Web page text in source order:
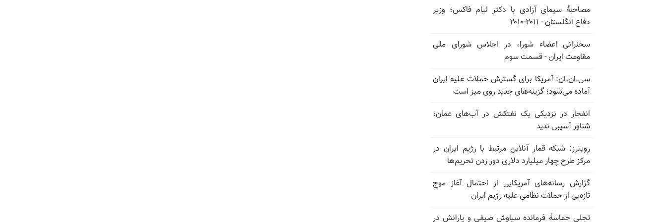
مصاحبهٔ سیمای آزادی با دکتر لیام فاکس؛ وزیر
دفاع انگلستان - ۲۰۱۱-۲۰۱۰
سخنرانی اعضاء شورا، در اجلاس شورای ملی
مقاومت ایران - قسمت سوم
سی.ان.ان: آمریکا برای گسترش حملات علیه ایران
آماده می‌شود؛ گزینه‌های جدید روی میز است
انفجار در نزدیکی یک نفتکش در آب‌های عمان؛
شناور آسیبی ندید
رویترز: شبکه قمار آنلاین مرتبط با رژیم ایران در
مرکز طرح چهار میلیارد دلاری دور زدن تحریم‌ها
گزارش رسانه‌های آمریکایی از احتمال آغاز موج
تازه‌یی از حملات نظامی علیه رژیم ایران
تجلی حماسه‌ٔ فرمانده سیاوش صیفی و یارانش در